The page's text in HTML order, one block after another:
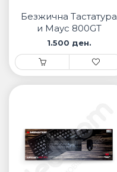
Безжична Тастатура
и Маус 800GT
1.500 ден.